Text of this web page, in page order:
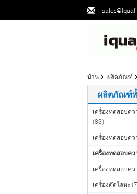
บ้าน ผลิตภัณฑ์
ผลิตภัณฑ์
เครื่องทดสอบค
(83)
เครื่องทดสอบค
เครื่องทดสอบค
เครื่องทดสอบค
เครื่องตัดโลหะ